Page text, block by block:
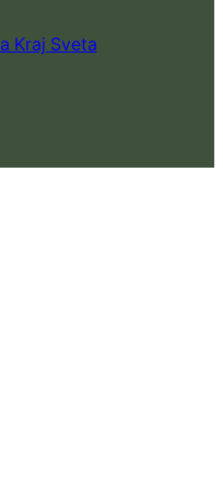
Kraj Sveta